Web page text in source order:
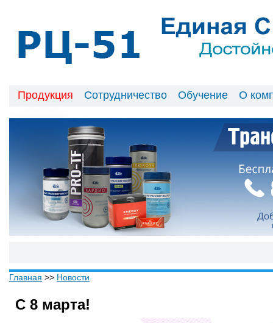
Продукция Сотрудничество Обучение О
Главная >> Новости
C 8 марта!